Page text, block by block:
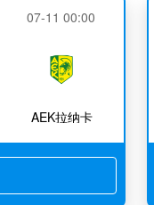
07-11 00:00
AEK拉纳卡